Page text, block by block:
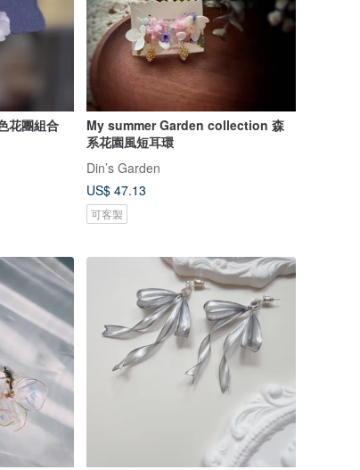
My summer Garden collection 森
系花園風短耳環
Din’s Garden
US$ 47.13
可客製